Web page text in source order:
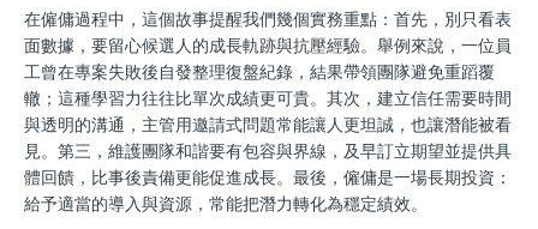
在僱傭過程中，這個故事提醒我們幾個實務重點：首先，別只看表
面數據，要留心候選人的成長軌跡與抗壓經驗。舉例來說，一位員
工曾在專案失敗後自發整理復盤紀錄，結果帶領團隊避免重蹈覆
轍；這種學習力往往比單次成績更可貴。其次，建立信任需要時間
與透明的溝通，主管用邀請式問題常能讓人更坦誠，也讓潛能被看
見。第三，維護團隊和諧要有包容與界線，及早訂立期望並提供具
體回饋，比事後責備更能促進成長。最後，僱傭是一場長期投資：
給予適當的導入與資源，常能把潛力轉化為穩定績效。